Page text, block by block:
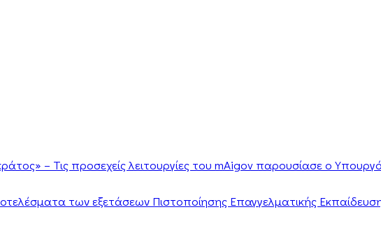
– Τις προσεχείς λειτουργίες του mAigov παρουσίασε ο
των εξετάσεων Πιστοποίησης Επαγγελματικής